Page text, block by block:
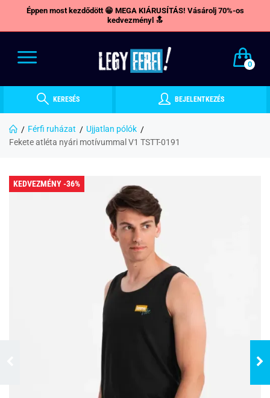
Éppen most kezdődött 😁 MEGA KIÁRUSÍTÁS! Vásárolj 70%-os
kedvezményl 🔝
0
KERESÉS BEJELENTKEZÉS
Férfi ruházat
Ujjatlan pólók
Fekete atléta nyári motívummal V1 TSTT-0191
KEDVEZMÉNY -36%